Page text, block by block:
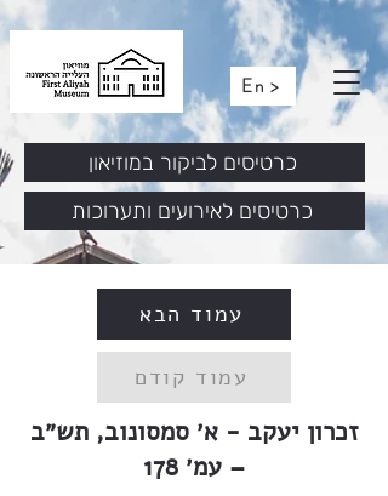
En >
כרטיסים לאירועים ותערוכות
כרטיסים לביקור במוזיאון
עמוד הבא
עמוד קודם
זכרון יעקב - א׳ סמסונוב, תש״ב
– עמ׳ 178